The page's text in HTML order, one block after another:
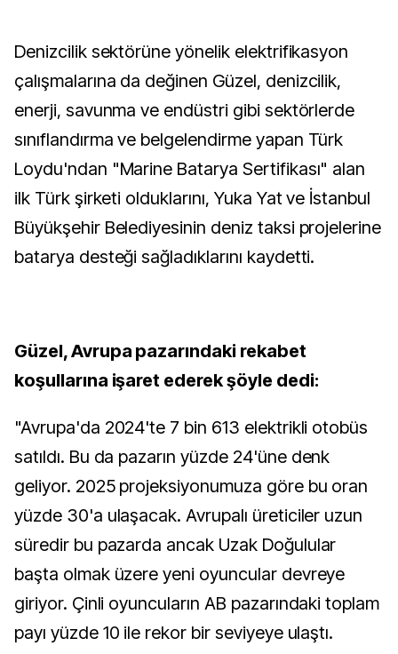
Denizcilik sektörüne yönelik elektrifikasyon
çalışmalarına da değinen Güzel, denizcilik,
enerji, savunma ve endüstri gibi sektörlerde
sınıflandırma ve belgelendirme yapan Türk
Loydu'ndan "Marine Batarya Sertifikası" alan
ilk Türk şirketi olduklarını, Yuka Yat ve İstanbul
Büyükşehir Belediyesinin deniz taksi projelerine
batarya desteği sağladıklarını kaydetti.
Güzel, Avrupa pazarındaki rekabet
koşullarına işaret ederek şöyle dedi:
"Avrupa'da 2024'te 7 bin 613 elektrikli otobüs
satıldı. Bu da pazarın yüzde 24'üne denk
geliyor. 2025 projeksiyonumuza göre bu oran
yüzde 30'a ulaşacak. Avrupalı üreticiler uzun
süredir bu pazarda ancak Uzak Doğulular
başta olmak üzere yeni oyuncular devreye
giriyor. Çinli oyuncuların AB pazarındaki toplam
payı yüzde 10 ile rekor bir seviyeye ulaştı.